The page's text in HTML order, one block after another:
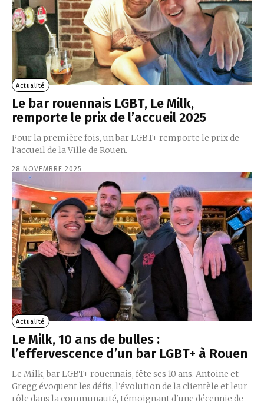
Actualité
Le bar rouennais LGBT, Le Milk,
remporte le prix de l’accueil 2025
Pour la première fois, un bar LGBT+ remporte le prix de
l'accueil de la Ville de Rouen.
28 NOVEMBRE 2025
Actualité
Le Milk, 10 ans de bulles :
l’effervescence d’un bar LGBT+ à Rouen
Le Milk, bar LGBT+ rouennais, fête ses 10 ans. Antoine et
Gregg évoquent les défis, l'évolution de la clientèle et leur
rôle dans la communauté, témoignant d'une décennie de